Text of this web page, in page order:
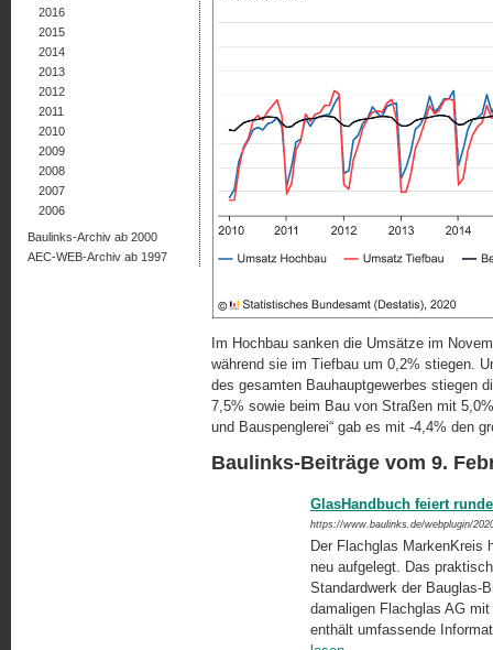
Im Hochbau sanken die Umsätze im
während sie im Tiefbau um 0,2% stiegen.
des gesamten Bauhauptgewerbes stiegen
7,5% sowie beim Bau von Straßen mit
und Bauspenglerei“ gab es mit -4,4% den
Baulinks-Beiträge vom 9.
GlasHandbuch feiert
https://www.baulinks.de/webplugin/
Der Flachglas MarkenKreis
neu aufgelegt. Das
Standardwerk der Bauglas-
damaligen Flachglas AG
enthält umfassende
2016
2015
2014
2013
2012
2011
2010
2009
2008
2007
2006
Baulinks-Archiv ab 2000
AEC-WEB-Archiv ab 1997